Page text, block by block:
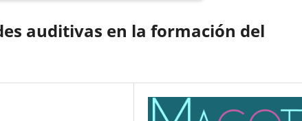
auditivas en la formación del